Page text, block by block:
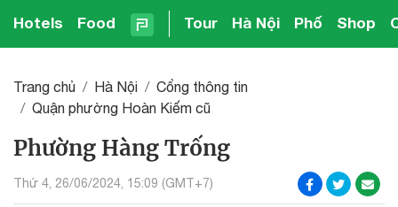
Hotels Food Tour Hà Nội Phố Shop
Trang chủ Hà Nội
Cổng thông tin
Quận phường Hoàn Kiếm cũ
Phường Hàng Trống
Thứ 4, 26/06/2024, 15:09 (GMT+7)